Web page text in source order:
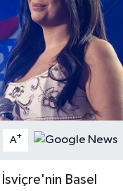
A+
İsviçre'nin Basel